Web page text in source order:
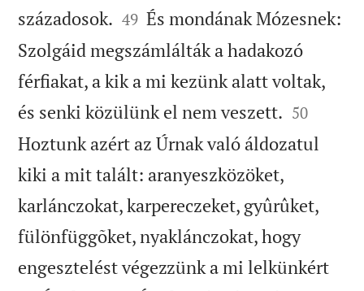
századosok. 

49 És mondának Mózesnek:
Szolgáid megszámlálták a hadakozó
férfiakat, a kik a mi kezünk alatt voltak,
és senki közülünk el nem veszett. 

50
Hoztunk azért az Úrnak való áldozatul
kiki a mit talált: aranyeszközöket,
karlánczokat, karpereczeket, gyûrûket,
fülönfüggõket, nyaklánczokat, hogy
engesztelést végezzünk a mi lelkünkért